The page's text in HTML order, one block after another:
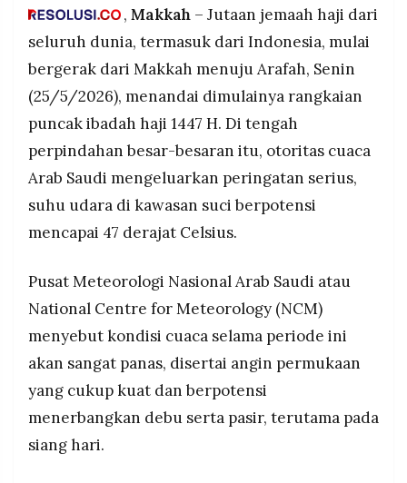
PT.
MEDIA
PRAMUDITA
©
-
PT.
MEDIA
PRAMUDITA
Arafah untuk persiapan Wukuf yang dijadwalkan
suhu di Makkah dapat mencapai 47 derajat
Celsius, disertai angin kencang berdebu dan
kelembapan hingga 40 persen.
Kementerian Kesehatan Arab Saudi mengimbau
tubuh, dan menghindari aktivitas fisik di luar
ruangan saat siang hari.
, Makkah– Jutaan jemaah haji dari
seluruh dunia, termasuk dari Indonesia, mulai
bergerak dari Makkah menuju Arafah, Senin
(25/5/2026), menandai dimulainya rangkaian
puncak ibadah haji 1447 H. Di tengah
perpindahan besar-besaran itu, otoritas cuaca
Arab Saudi mengeluarkan peringatan serius,
suhu udara di kawasan suci berpotensi
mencapai 47 derajat Celsius.
Pusat Meteorologi Nasional Arab Saudi atau
National Centre for Meteorology (NCM)
menyebut kondisi cuaca selama periode ini
akan sangat panas, disertai angin permukaan
yang cukup kuat dan berpotensi
menerbangkan debu serta pasir, terutama pada
siang hari.